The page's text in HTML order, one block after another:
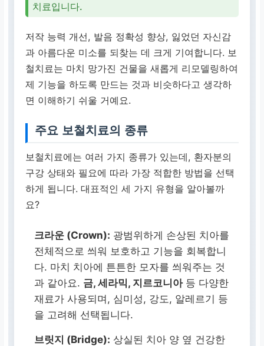
치료입니다.
저작 능력 개선, 발음 정확성 향상, 잃었던 자신감
과 아름다운 미소를 되찾는 데 크게 기여합니다. 보
철치료는 마치 망가진 건물을 새롭게 리모델링하여
제 기능을 하도록 만드는 것과 비슷하다고 생각하
면 이해하기 쉬울 거예요.
주요 보철치료의 종류
보철치료에는 여러 가지 종류가 있는데, 환자분의
구강 상태와 필요에 따라 가장 적합한 방법을 선택
하게 됩니다. 대표적인 세 가지 유형을 알아볼까
요?
크라운 (Crown): 광범위하게 손상된 치아를
전체적으로 씌워 보호하고 기능을 회복합니
다. 마치 치아에 튼튼한 모자를 씌워주는 것
과 같아요. 금, 세라믹, 지르코니아등 다양한
재료가 사용되며, 심미성, 강도, 알레르기 등
을 고려해 선택됩니다.
브릿지 (Bridge): 상실된 치아 양 옆 건강한